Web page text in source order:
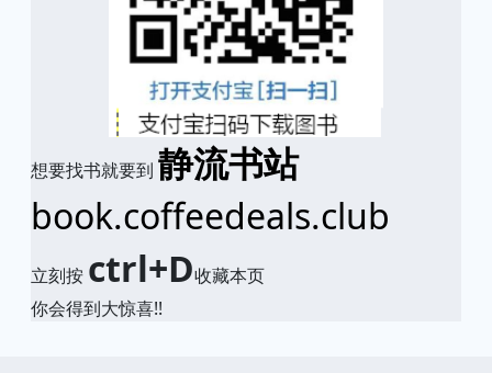
想要找书就要到 静流书站
book.coffeedeals.club
立刻按 ctrl+D收藏本页
你会得到大惊喜!!